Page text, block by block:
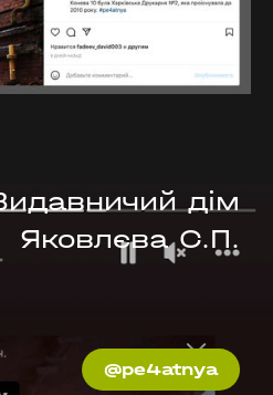
@pe4atnya
дім
Яковлєва С.П.